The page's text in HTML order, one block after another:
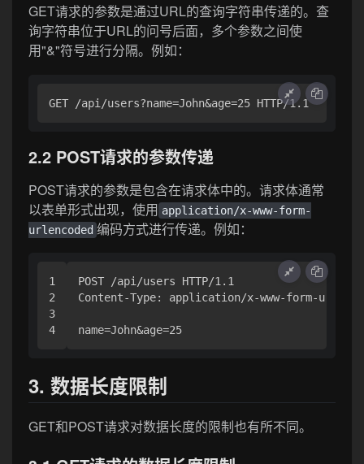
GET请求的参数是通过URL的查询字符串传递的。查
询字符串位于URL的问号后面，多个参数之间使
用"&"符号进行分隔。例如：
GET /api/users?name=John&age=25 HTTP/1.1
2.2 POST请求的参数传递
POST请求的参数是包含在请求体中的。请求体通常
以表单形式出现，使用 application/x-www-form-
urlencoded 编码方式进行传递。例如：
1
2
3
POST /api/users HTTP/1.1
Content-Type: application/x-www-form-
name=John&age=25
3. 数据长度限制
GET和POST请求对数据长度的限制也有所不同。